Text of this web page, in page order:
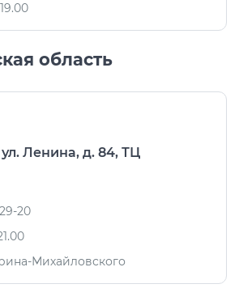
область
Ленина, д. 84, ТЦ
20
Михайловского